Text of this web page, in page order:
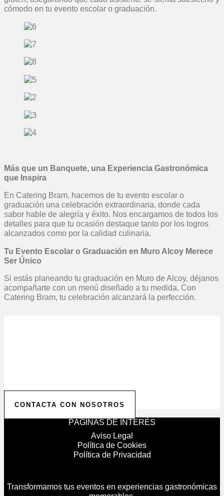
cómodo en tu evento escolar o graduación.
Más que un Banquete, una Experiencia Gastronómica
que Inspira
En Catering Bram, hacemos de tu evento escolar o
graduación una celebración extraordinaria, donde cada
sabor hable de alegría y éxito. Nos encargamos de todos los
detalles para que tu ocasión destaque tanto por los logros
alcanzados como por la calidad culinaria.
Tu Evento Escolar o Graduación en Muro Alcoy Merece
Ser Único
Si estás planeando tu graduación en Muro de Alcoy, déjanos
acompañarte con un menú diseñado a tu medida. Con
Catering Bram, tu celebración alcanzará la perfección.
realidad la celebración de tus sueños.
CONTACTA CON NOSOTROS
PÁGINAS DE INTERÉS
Aviso Legal
Política de Cookies
Política de Privacidad
Transformamos tus eventos en experiencias gastronómicas